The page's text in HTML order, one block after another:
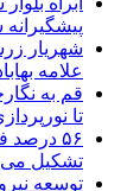
شهریار
علامه
قم به
تا
۵۶
تشکیل
توسعه